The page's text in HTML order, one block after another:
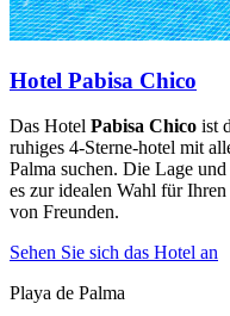
Hotel Pabisa Chico
Das Hotel Pabisa Chico ist
ruhiges 4-Sterne-hotel mit
Palma suchen. Die Lage
es zur idealen Wahl für
von Freunden.
Sehen Sie sich das Hotel an
Playa de Palma